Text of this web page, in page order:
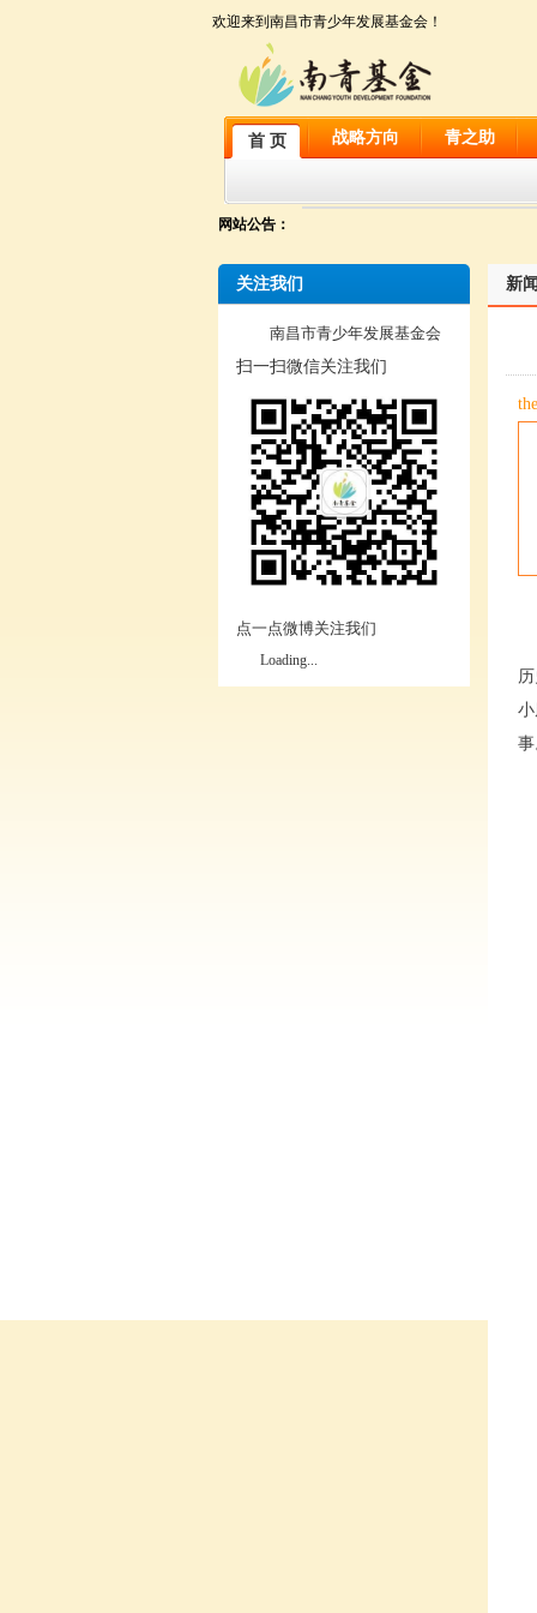
欢迎来到南昌市青少年发展基金会！
首 页 战略方向 青之助
网站公告：
关注我们
南昌市青少年发展基金会
扫一扫微信关注我们
点一点微博关注我们
Loading...
新